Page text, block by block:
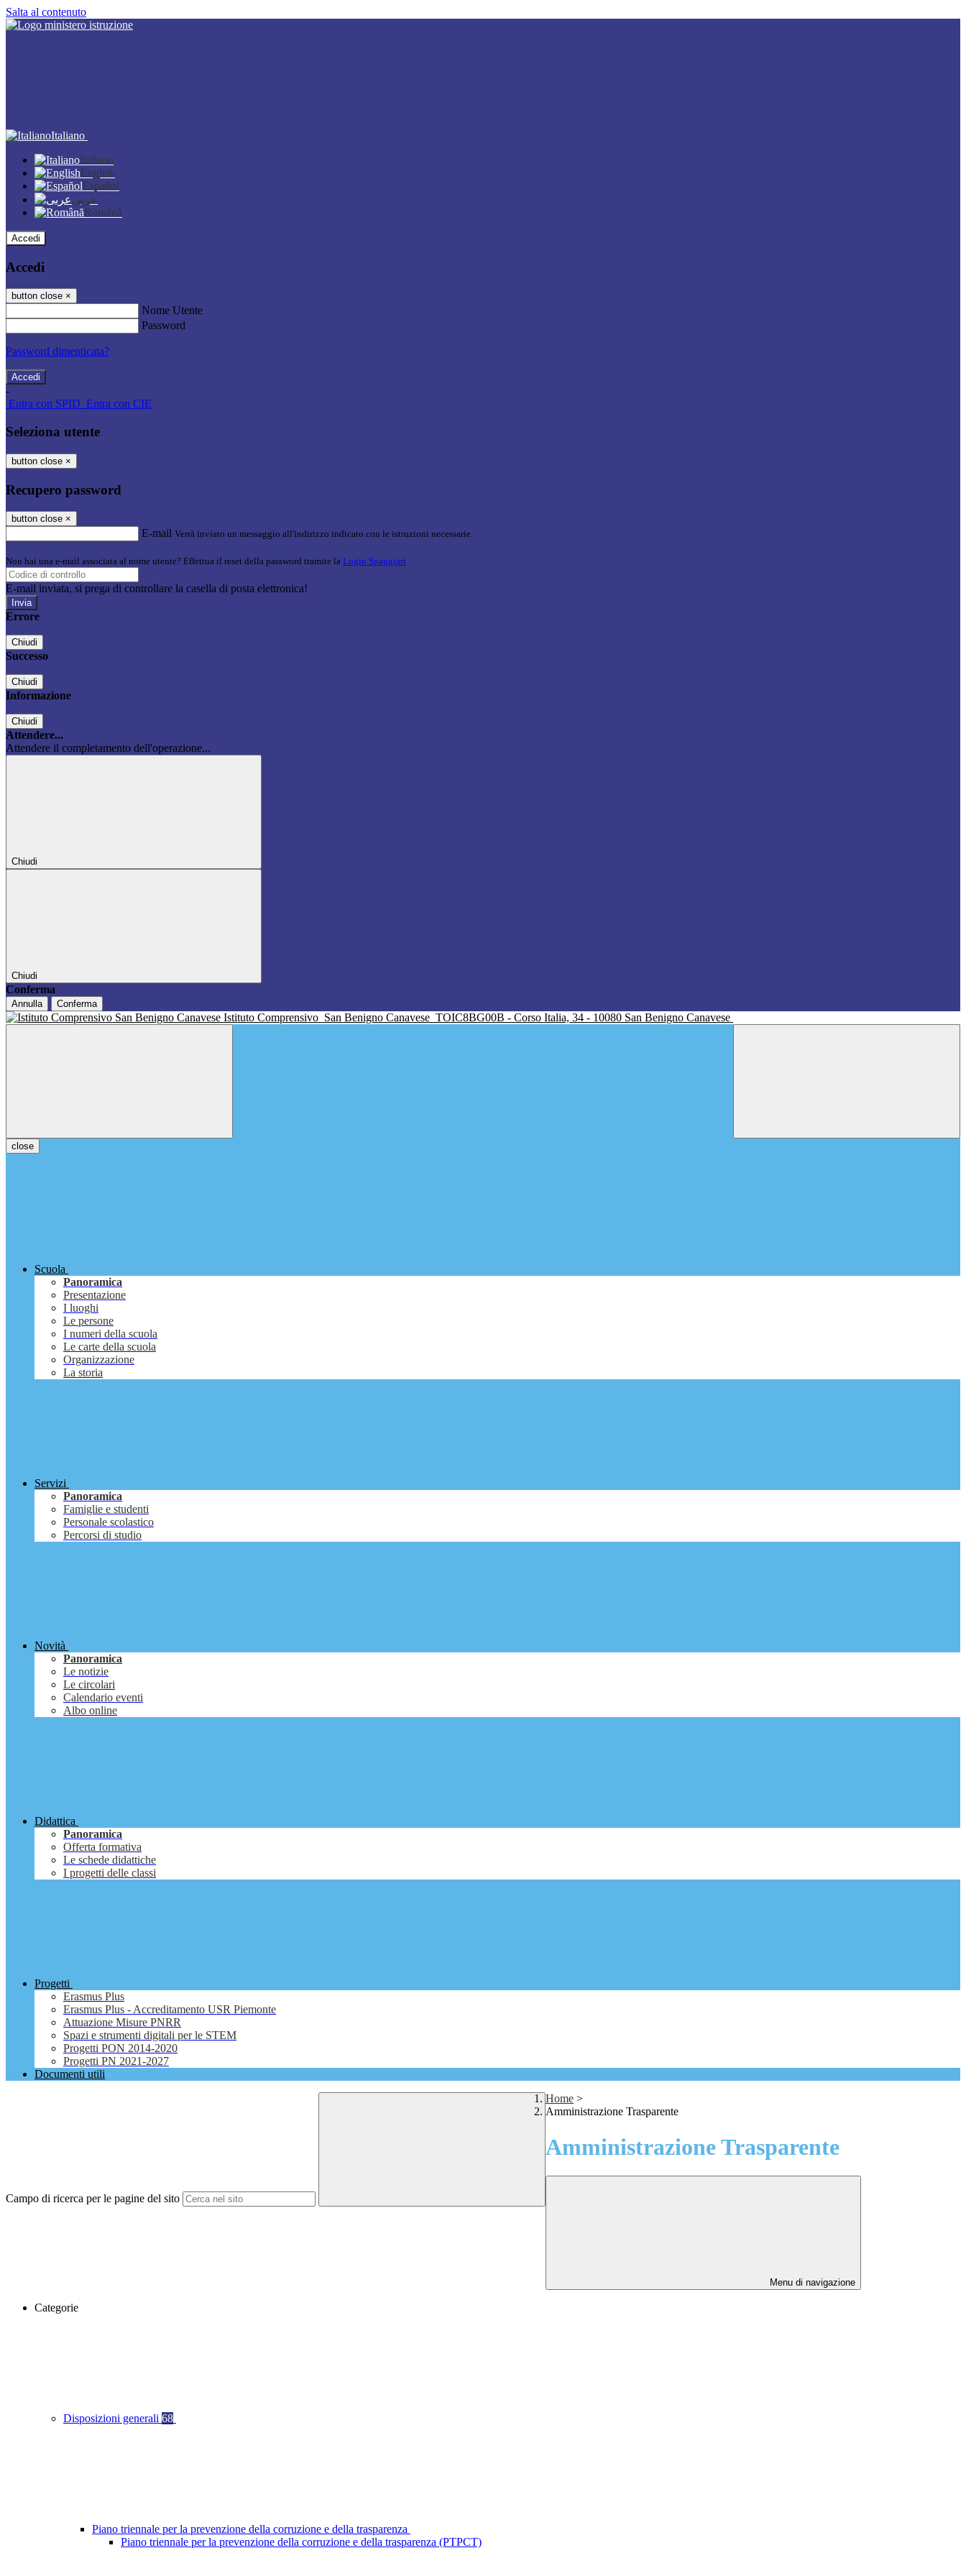
Salta al contenuto
Italiano
Italiano
English
Español
عربى
Română
Accedi
Accedi
button close ×
Nome Utente
Password
Password dimenticata?
-
Entra con SPID Entra con CIE
Seleziona utente
button close ×
Recupero password
button close ×
E-mail Verrà inviato un messaggio all'indirizzo indicato con le istruzioni necessarie.
Non hai una e-mail associata al nome utente? Effettua il reset della password tramite la Login Spaggiari
E-mail inviata, si prega di controllare la casella di posta elettronica!
Errore
Chiudi
Successo
Chiudi
Informazione
Chiudi
Attendere...
Attendere il completamento dell'operazione...
Chiudi
Chiudi
Conferma
Annulla Conferma
Istituto Comprensivo San Benigno Canavese TOIC8BG00B - Corso Italia, 34 - 10080 San Benigno Canavese
close
Scuola
Panoramica
Presentazione
I luoghi
Le persone
I numeri della scuola
Le carte della scuola
Organizzazione
La storia
Servizi
Panoramica
Famiglie e studenti
Personale scolastico
Percorsi di studio
Novità
Panoramica
Le notizie
Le circolari
Calendario eventi
Albo online
Didattica
Panoramica
Offerta formativa
Le schede didattiche
I progetti delle classi
Progetti
Erasmus Plus
Erasmus Plus - Accreditamento USR Piemonte
Attuazione Misure PNRR
Spazi e strumenti digitali per le STEM
Progetti PON 2014-2020
Progetti PN 2021-2027
Documenti utili
Campo di ricerca per le pagine del sito
Home >
Amministrazione Trasparente
Amministrazione Trasparente
Menu di navigazione
Categorie
Disposizioni generali 68
Piano triennale per la prevenzione della corruzione e della trasparenza
Piano triennale per la prevenzione della corruzione e della trasparenza (PTPCT)